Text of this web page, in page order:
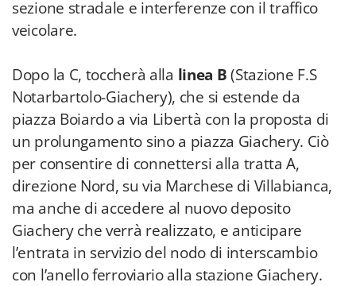
sezione stradale e interferenze con il traffico
veicolare.
Dopo la C, toccherà alla linea B(Stazione F.S
Notarbartolo-Giachery), che si estende da
piazza Boiardo a via Libertà con la proposta di
un prolungamento sino a piazza Giachery. Ciò
per consentire di connettersi alla tratta A,
direzione Nord, su via Marchese di Villabianca,
ma anche di accedere al nuovo deposito
Giachery che verrà realizzato, e anticipare
l’entrata in servizio del nodo di interscambio
con l’anello ferroviario alla stazione Giachery.